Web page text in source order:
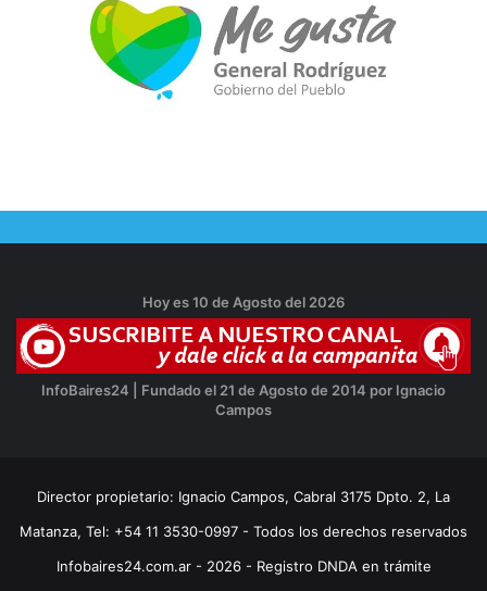
Hoy es 10 de Agosto del 2026
InfoBaires24 | Fundado el 21 de Agosto de 2014 por Ignacio
Campos
Director propietario: Ignacio Campos, Cabral 3175 Dpto. 2, La
Matanza, Tel: +54 11 3530-0997 - Todos los derechos reservados
Infobaires24.com.ar - 2026 - Registro DNDA en trámite